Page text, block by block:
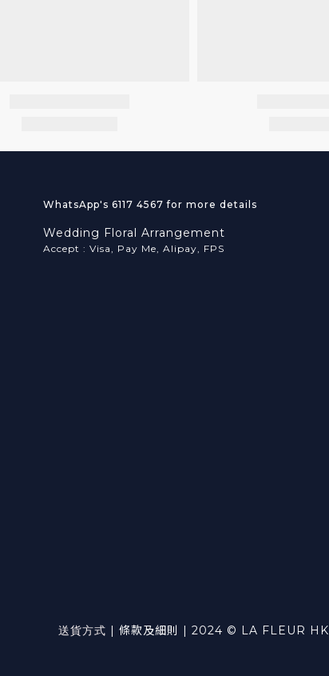
WhatsApp's 6117 4567 for more details
Wedding Floral Arrangement
Accept : Visa, Pay Me, Alipay, FPS
送貨方式 條款及細則 | 2024 © LA FLEUR HK